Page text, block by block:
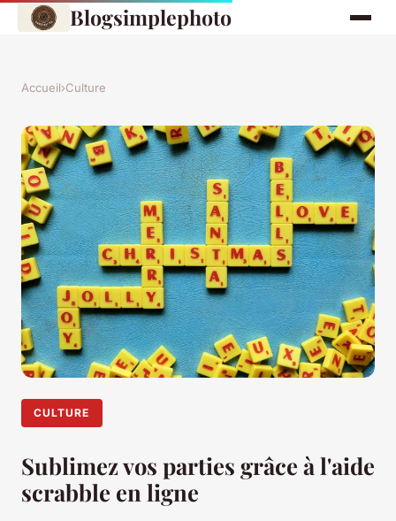
Blogsimplephoto
Accueil›Culture
CULTURE
Sublimez vos parties grâce à l'aide
scrabble en ligne